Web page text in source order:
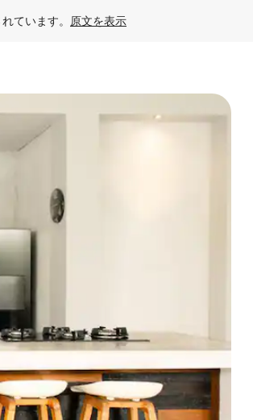
ています。 原文を表示
プして検索結果を確認することができます。